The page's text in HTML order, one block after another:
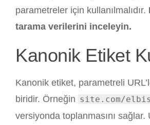
parametreler için kullanılmalıdır.
tarama verilerini inceleyin.
Kanonik Etiket
Kanonik etiket, parametreli
biridir. Örneğin site.com/
versiyonda toplanmasını